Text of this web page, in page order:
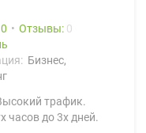
Отзывы: 0
Бизнес,
трафик.
до 3х дней.